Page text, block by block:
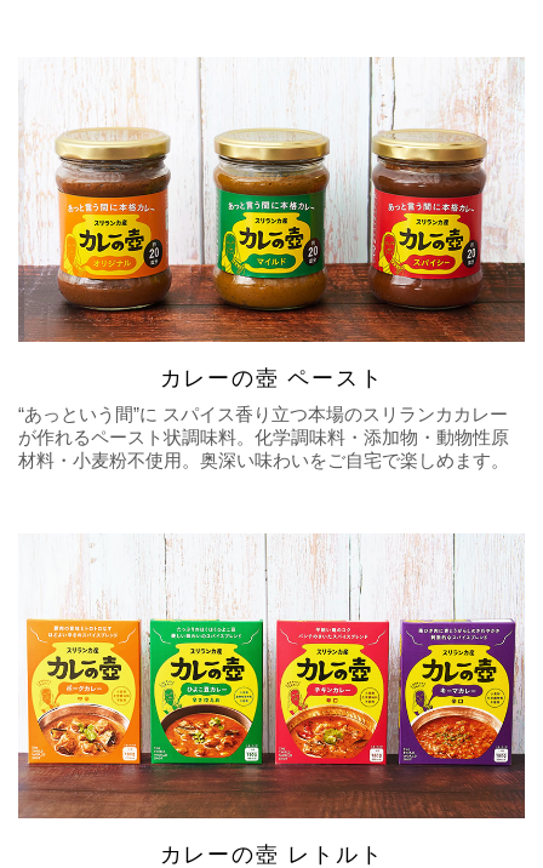
カレーの壺 ペースト
“あっという間”に スパイス香り立つ本場のスリランカカレー
が作れるペースト状調味料。化学調味料・添加物・動物性原
材料・小麦粉不使用。奥深い味わいをご自宅で楽しめます。
カレーの壺 レトルト